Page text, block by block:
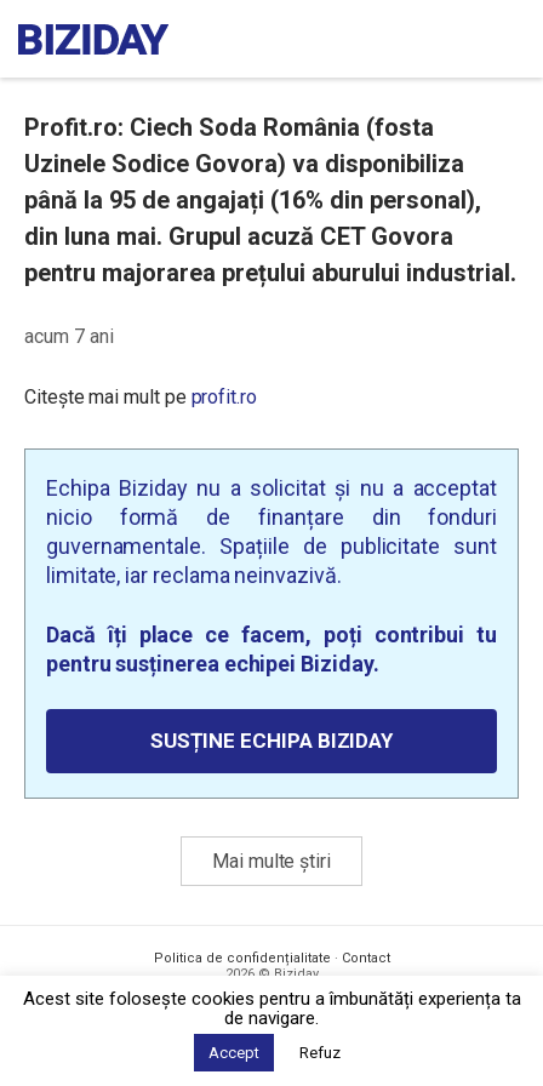
Profit.ro: Ciech Soda România (fosta
Uzinele Sodice Govora) va disponibiliza
până la 95 de angajați (16% din personal),
din luna mai. Grupul acuză CET Govora
pentru majorarea prețului aburului industrial.
acum 7 ani
Citește mai mult pe profit.ro
Echipa Biziday nu a solicitat și nu a acceptat
nicio formă de finanțare din fonduri
guvernamentale. Spațiile de publicitate sunt
limitate, iar reclama neinvazivă.
Dacă îți place ce facem, poți contribui tu
pentru susținerea echipei Biziday.
SUSȚINE ECHIPA BIZIDAY
Mai multe știri
Politica de confidențialitate · Contact
2026 © Biziday
Acest site foloseşte cookies pentru a îmbunătăți experiența ta
de navigare.
Accept Refuz